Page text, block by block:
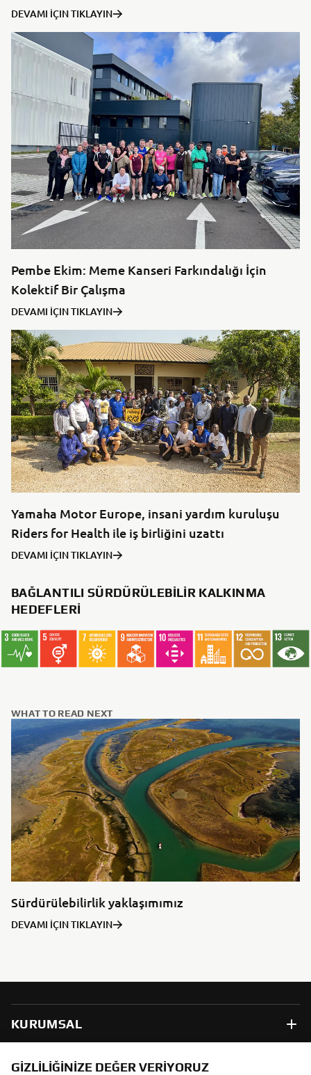
DEVAMI İÇIN TIKLAYIN
Pembe Ekim: Meme Kanseri Farkındalığı İçin
Kolektif Bir Çalışma
DEVAMI İÇIN TIKLAYIN
Yamaha Motor Europe, insani yardım kuruluşu
Riders for Health ile iş birliğini uzattı
DEVAMI İÇIN TIKLAYIN
BAĞLANTILI SÜRDÜRÜLEBILIR KALKINMA
HEDEFLERI
WHAT TO READ NEXT
Sürdürülebilirlik yaklaşımımız
DEVAMI İÇIN TIKLAYIN
KURUMSAL
B2B
GIZLILIĞINIZE DEĞER VERIYORUZ